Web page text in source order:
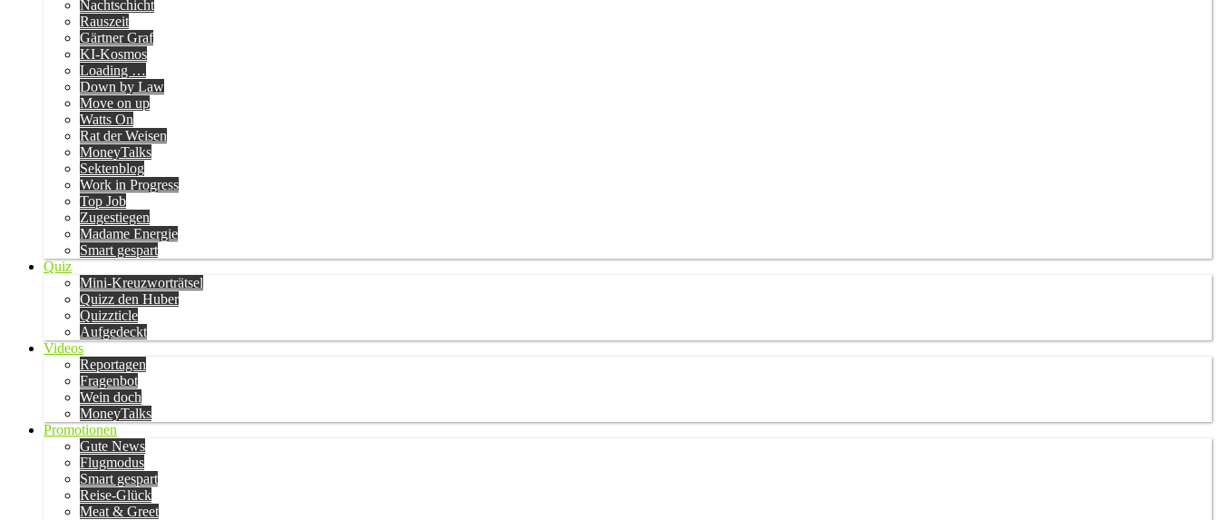
Nachtschicht
Rauszeit
Gärtner Graf
KI-Kosmos
Loading …
Down by Law
Move on up
Watts On
Rat der Weisen
MoneyTalks
Sektenblog
Work in Progress
Top Job
Zugestiegen
Madame Energie
Smart gespart
Quiz
Mini-Kreuzworträtsel
Quizz den Huber
Quizzticle
Aufgedeckt
Videos
Reportagen
Fragenbot
Wein doch
MoneyTalks
Promotionen
Gute News
Flugmodus
Smart gespart
Reise-Glück
Meat & Greet